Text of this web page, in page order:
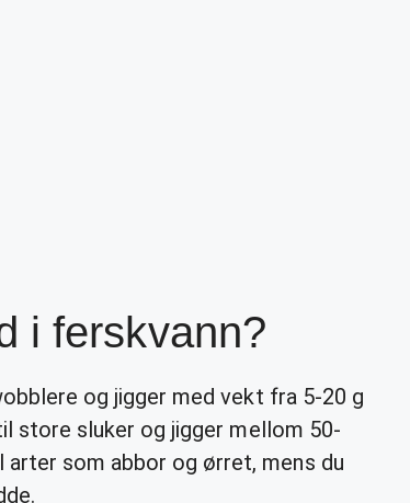
i ferskvann?
og jigger med vekt fra 5-20 g
store sluker og jigger mellom 50-
arter som abbor og ørret, mens du